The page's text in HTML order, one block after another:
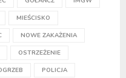
MIEŚCISKO
NOWE ZAKAŻENIA
OSTRZEŻENIE
POLICJA